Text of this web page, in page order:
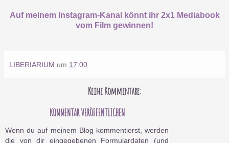
Auf meinem Instagram-Kanal könnt ihr 2x1 Mediabook
vom Film gewinnen!
LIBERIARIUM um 17:00
Keine Kommentare:
KOMMENTAR VERÖFFENTLICHEN
Wenn du auf meinem Blog kommentierst, werden
die von dir eingegebenen Formulardaten (und